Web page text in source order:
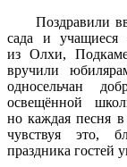
Поздравили
сада и учащиеся
из Олхи,
вручили
односельчан
освещённой
но каждая песня
чувствуя это,
праздника гостей